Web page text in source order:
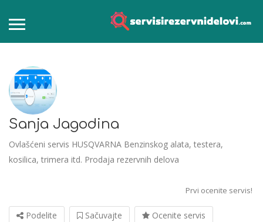
Sanja Jagodina
Ovlašćeni servis HUSQVARNA Benzinskog alata, testera,
kosilica, trimera itd. Prodaja rezervnih delova
Prvi ocenite servis!
Podelite Sačuvajte Ocenite servis